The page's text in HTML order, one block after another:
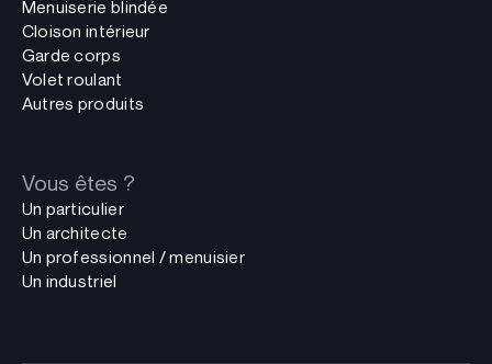
Menuiserie blindée
Cloison intérieur
Garde corps
Volet roulant
Autres produits
Vous êtes ?
Un particulier
Un architecte
Un professionnel / menuisier
Un industriel